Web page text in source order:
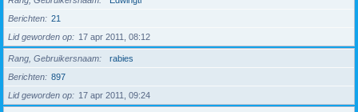
Berichten
21
Lid geworden op
17 apr 2011, 08:12
Rang, Gebruikersnaam
rabies
Berichten
897
Lid geworden op
17 apr 2011, 09:24